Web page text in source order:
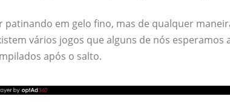
patinando em gelo fino, mas de qualquer
vários jogos que alguns de nós esperamos
após o salto.